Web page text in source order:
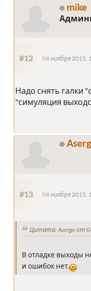
mike
#12 04 ноября 2015,
Надо снять галки
"симуляция
#13 04 ноября 2015,
Цитата: Aserge от
В отладке выходы
и ошибок нет.